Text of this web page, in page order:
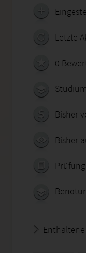
Letzte
0
Bisher
Bisher